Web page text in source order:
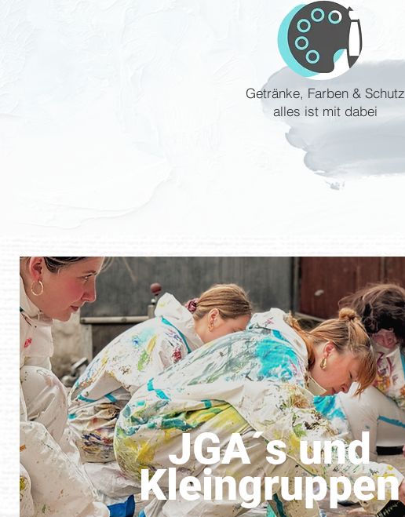
Getränke, Farben & Schutz
alles ist mit dabei
JGA´s und
Kleingruppen